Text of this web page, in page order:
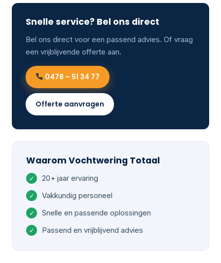
Snelle service? Bel ons direct
Bel ons direct voor een passend advies. Of vraag
een vrijblijvende offerte aan.
0478 – 51 34 77
Offerte aanvragen
Waarom Vochtwering Totaal
20+ jaar ervaring
Vakkundig personeel
Snelle en passende oplossingen
Passend en vrijblijvend advies